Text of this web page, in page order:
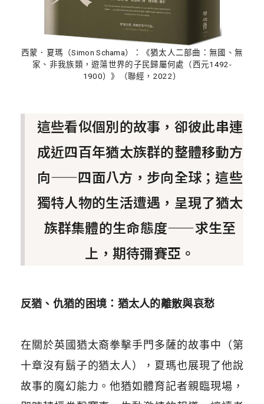
西蒙．夏瑪（Simon Schama）：《猶太人二部曲：無國、無
家、非我族類，遊蕩世界的子民歸屬何處（西元1492-
1900）》（聯經，2022）
這些看似個別的故事，卻彼此串連
成近四百年猶太族群的整體移動方
向——四面八方，步向全球；這些
獨特人物的生活遭遇，呈現了猶太
族群集體的生命態度——求生至
上，期待彌賽亞。
反猶、仇猶的困境：猶太人的離散與哀愁
在關於英國猶太裔拳擊手門多薩的故事中（第
十章沒有鬍子的猶太人），夏瑪也展現了他說
故事的魔幻能力。他猶如體育記者親臨現場，